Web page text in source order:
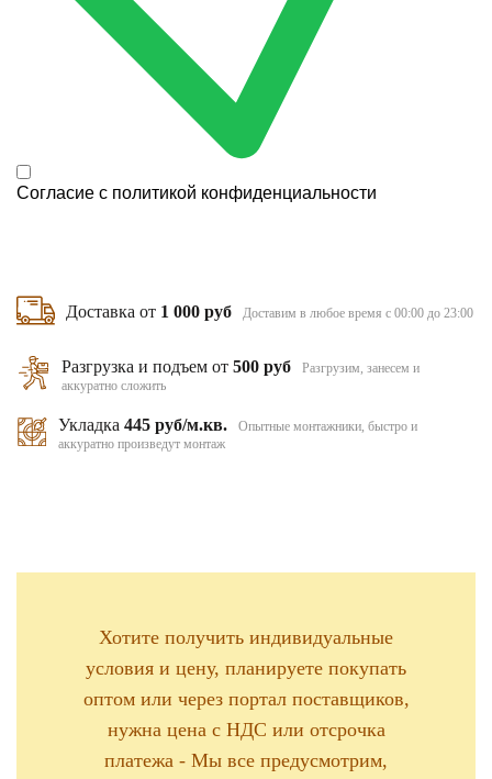
Согласие с политикой конфиденциальности
Доставка от 1 000 руб Доставим в любое время с 00:00 до 23:00
Разгрузка и подъем от500 руб
Разгрузим, занесем и
аккуратно сложить
Укладка 445 руб/м.кв.
Опытные монтажники, быстро и
аккуратно произведут монтаж
Хотите получить индивидуальные
условия и цену, планируете покупать
оптом или через портал поставщиков,
нужна цена с НДС или отсрочка
платежа - Мы все предусмотрим,